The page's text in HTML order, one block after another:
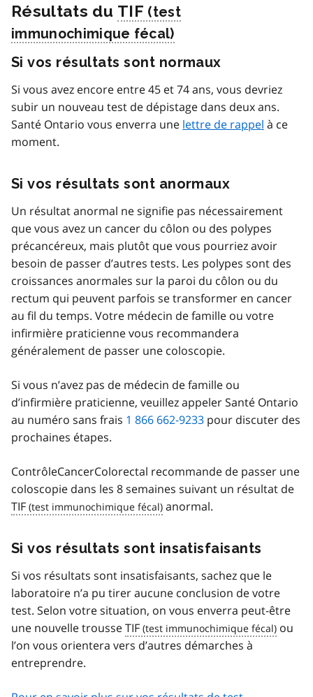
Résultats du TIF
Si vos résultats sont normaux
Si vous avez encore entre 45 et 74 ans, vous devriez
subir un nouveau test de dépistage dans deux ans.
Santé Ontario vous enverra une lettre de rappel à ce
moment.
Si vos résultats sont anormaux
Un résultat anormal ne signifie pas nécessairement
que vous avez un cancer du côlon ou des polypes
précancéreux, mais plutôt que vous pourriez avoir
besoin de passer d’autres tests. Les polypes sont des
croissances anormales sur la paroi du côlon ou du
rectum qui peuvent parfois se transformer en cancer
au fil du temps. Votre médecin de famille ou votre
infirmière praticienne vous recommandera
généralement de passer une coloscopie.
Si vous n’avez pas de médecin de famille ou
d’infirmière praticienne, veuillez appeler Santé Ontario
au numéro sans frais 1 866 662-9233 pour discuter des
prochaines étapes.
ContrôleCancerColorectal recommande de passer une
coloscopie dans les 8 semaines suivant un résultat de
TIF
anormal.
Si vos résultats sont insatisfaisants
Si vos résultats sont insatisfaisants, sachez que le
laboratoire n’a pu tirer aucune conclusion de votre
test. Selon votre situation, on vous enverra peut-être
une nouvelle trousseTIF
ou
l’on vous orientera vers d’autres démarches à
entreprendre.